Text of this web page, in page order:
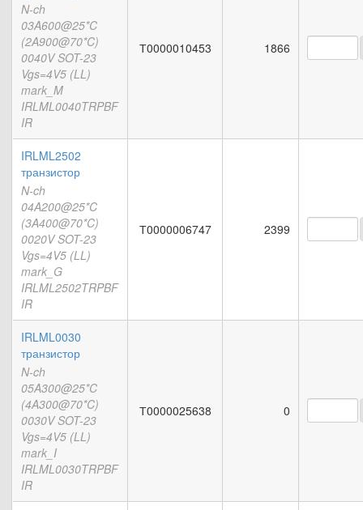
N-ch
03A600@25*C
(2A900@70*C)
0040V SOT-23
Vgs=4V5 (LL)
mark_M
IRLML0040TRPBF
IR
Т0000010453 1866
IRLML2502
транзистор
N-ch
04A200@25*C
(3A400@70*C)
0020V SOT-23
Vgs=4V5 (LL)
mark_G
IRLML2502TRPBF
IR
Т0000006747 2399
IRLML0030
транзистор
N-ch
05A300@25*C
(4A300@70*C)
0030V SOT-23
Vgs=4V5 (LL)
mark_I
IRLML0030TRPBF
IR
Т0000025638 0